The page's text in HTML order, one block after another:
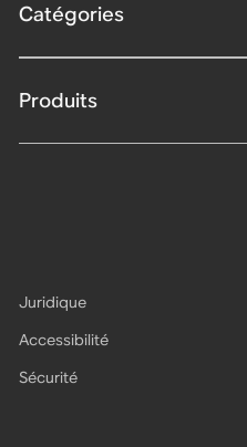
Catégories
Produits
Juridique
Accessibilité
Sécurité